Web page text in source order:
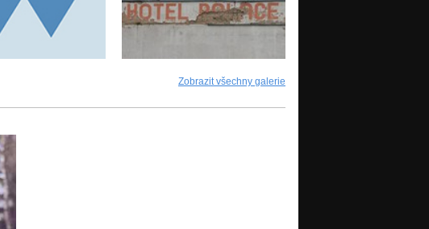
Zobrazit všechny galerie